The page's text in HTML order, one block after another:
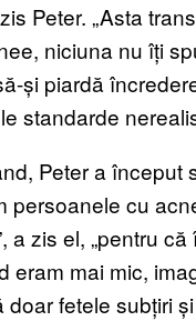
Peter. „Asta
niciuna nu îți
și piardă
standarde
Peter a
persoanele cu
a zis el, „pentru
eram mai mic,
doar fetele subțiri